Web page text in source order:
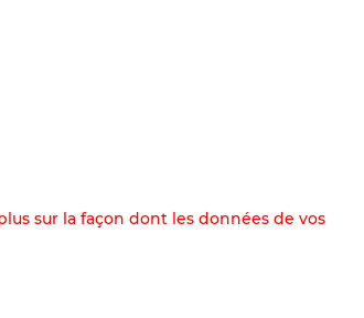
sur la façon dont les données de vos